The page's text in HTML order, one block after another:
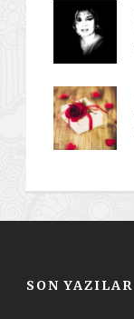
SON YAZILAR